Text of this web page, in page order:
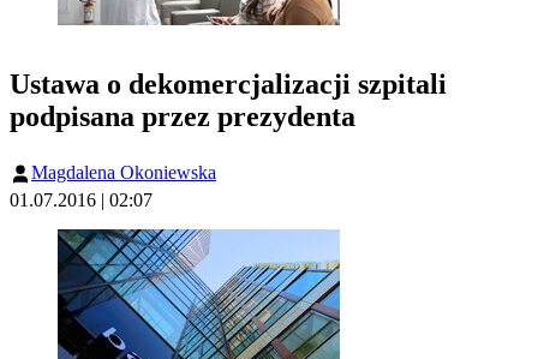
Ustawa o dekomercjalizacji szpitali
podpisana przez prezydenta
Magdalena Okoniewska
01.07.2016 | 02:07